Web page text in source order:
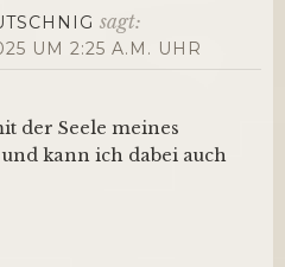
sagt:
UM 2:25 A.M. UHR
der Seele meines
kann ich dabei auch